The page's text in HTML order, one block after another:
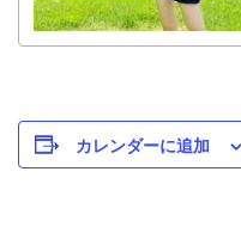
カレンダーに追加